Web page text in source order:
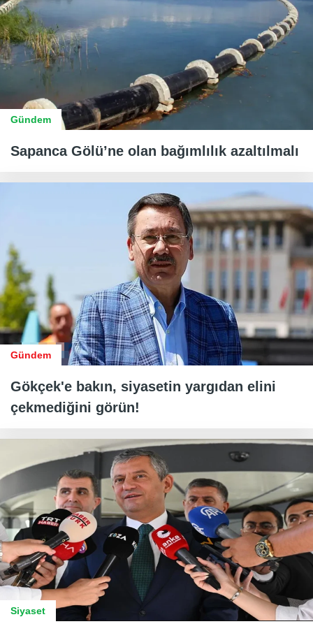
Gündem
Sapanca Gölü’ne olan bağımlılık azaltılmalı
Gündem
Gökçek'e bakın, siyasetin yargıdan elini
çekmediğini görün!
Siyaset